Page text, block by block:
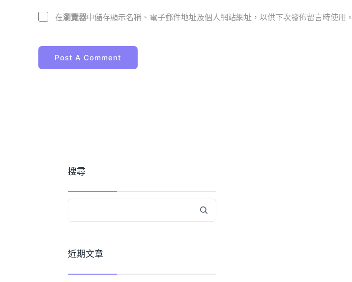
在瀏覽器中儲存顯示名稱、電子郵件地址及個人網站網址，以供下次發佈留言時使用。
搜尋
近期文章